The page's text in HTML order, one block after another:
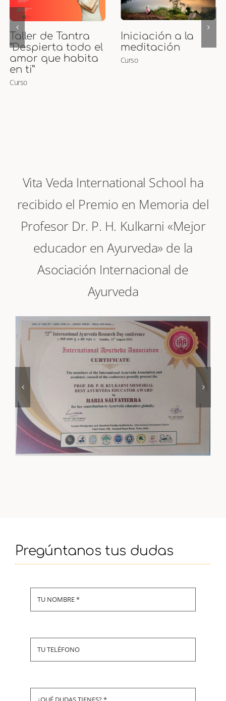
Curso de Puntos
Marma
Curso
Curso Presencial
de Maternidad
Ayurveda y
Vita Veda International School ha
recibido el Premio en Memoria del
Profesor Dr. P. H. Kulkarni «Mejor
educador en Ayurveda» de la
Asociación Internacional de
Ayurveda